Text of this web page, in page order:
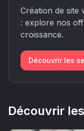
Création de site
: explore nos
croissance.
Découvrir les
Découvrir